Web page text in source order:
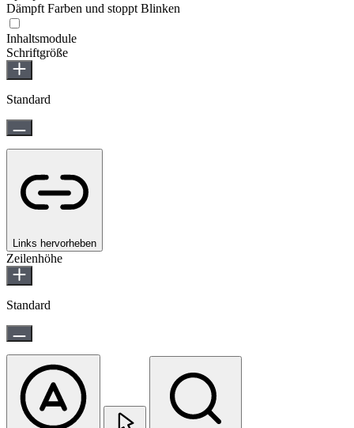
Dämpft Farben und stoppt Blinken
Inhaltsmodule
Schriftgröße
Standard
Links hervorheben
Zeilenhöhe
Standard